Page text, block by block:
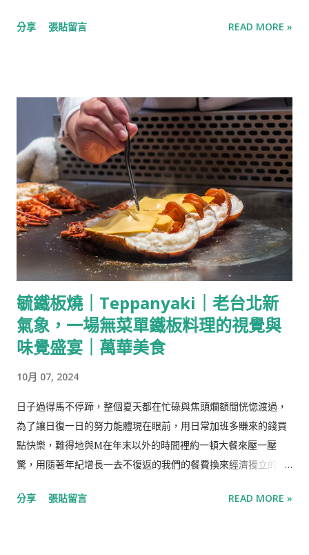
湯較合口味。 主廚湯品-法式田園雞肉濃湯 秋冬新菜單中新品項
搭配蔬菜清湯，是三款主廚湯品中最清爽的一道。 嚴選沙拉-煙
燻鮭魚乳酪沙拉 以煙燻鮭魚與莓果乳酪堆疊成蛋糕一般的視...
後就出發。 在清晨的六點到達釜山，才下飛機就被長長的人龍擋
用文藝復興的山邊小村 從札嘎其站搭上往山邊開的社區巴士西區
2(서구2)或西區2-2(서구2-2)往甘川洞文化村，才開到山腰處便能
看見山城聚落那群層層堆疊的彩色積木屋。 藝術與生活共存是甘
川洞文化村最大的特色，也是他最迷人的地方，你不會知道在下
一個轉角拐了彎，是不是就拐進尋常人家的曬衣場，不小心就闖
入別人的日常裡。 說起來這座帶點童話色彩的彩色山城，其實曾
是釜山的難民村，人口密度過高且生活不便，日常採買也非得走
過長長的山路下山。 這裡的屋房大多建於1950年代的韓戰時期，
為當時流離失所的難民以簡易的建材所搭建，還沒有而今俏麗的
姿態，直到2009年的整建才終於改頭換面，成為而今的彩色積木
屋。 Info: https://www.gamcheon.or.kr/ 第一次在電視節目
看到甘川洞文化村，立即被其繽紛的色彩吸引，卻想著自己應該
一輩子也不會踏上釜山，但沒想到有一天，我因為一張海雲台的
縝密的規劃、由聚集而生的聚落，路徑複雜是每個舊社區共同的
特色，我與M第一目標是山城頂端的小王子，但在這裡不通、那
裡不通、迷宮似的羊腸小徑裡，我們來來回回才終於到達山腰，
山腰有一處小小的觀景區，能看到附近的札嘎其漁港與甘川洞一
整排彩虹屋，抱持著「錯過這村就沒有這店」的心理，我們在小
路，我們在觀景區聽見情侶對談間傳來熟悉的語言，沒想到在釜
分享 張貼留言 READ MORE »
毓鐵板燒｜Teppanyaki｜老台北新
氣象，一場無菜單鐵板料理的視覺與
味覺盛宴｜萬華美食
10月 07, 2024
日子過得馬不停蹄，整個夏天都在忙碌與焦頭爛額間恍惚渡過，
為了讓日復一日的努力能體現在眼前，用日常加班多賺來的錢買
點快樂，難得地與M在年末以外的時間裡約一頓大餐來壓一壓
驚，用隨著年紀增長一去不復返的我們的餐費換來經濟獨立的成
由更進一步的自己也已經好好的長大。 毓鐵板燒｜Teppanyaki
分享 張貼留言 READ MORE »